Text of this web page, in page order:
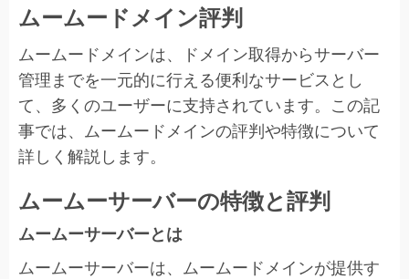
ムームードメイン評判
ムームードメインは、ドメイン取得からサーバー
管理までを一元的に行える便利なサービスとし
て、多くのユーザーに支持されています。この記
事では、ムームードメインの評判や特徴について
詳しく解説します。
ムームーサーバーの特徴と評判
ムームーサーバーとは
ムームーサーバーは、ムームードメインが提供す